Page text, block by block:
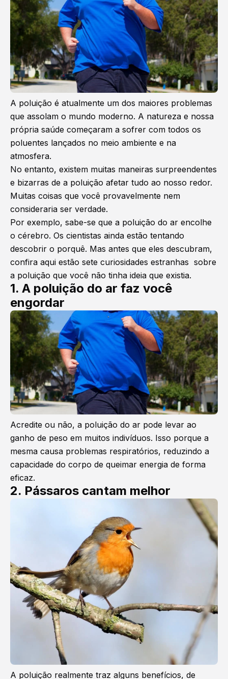
A poluição é atualmente um dos maiores problemas
que assolam o mundo moderno. A natureza e nossa
própria saúde começaram a sofrer com todos os
poluentes lançados no meio ambiente e na
atmosfera.
No entanto, existem muitas maneiras surpreendentes
e bizarras de a poluição afetar tudo ao nosso redor.
Muitas coisas que você provavelmente nem
consideraria ser verdade.
Por exemplo, sabe-se que a poluição do ar encolhe
o cérebro. Os cientistas ainda estão tentando
descobrir o porquê. Mas antes que eles descubram,
confira aqui estão sete curiosidades estranhas sobre
a poluição que você não tinha ideia que existia.
1. A poluição do ar faz você
engordar
Acredite ou não, a poluição do ar pode levar ao
ganho de peso em muitos indivíduos. Isso porque a
mesma causa problemas respiratórios, reduzindo a
capacidade do corpo de queimar energia de forma
eficaz.
2. Pássaros cantam melhor
A poluição realmente traz alguns benefícios, de